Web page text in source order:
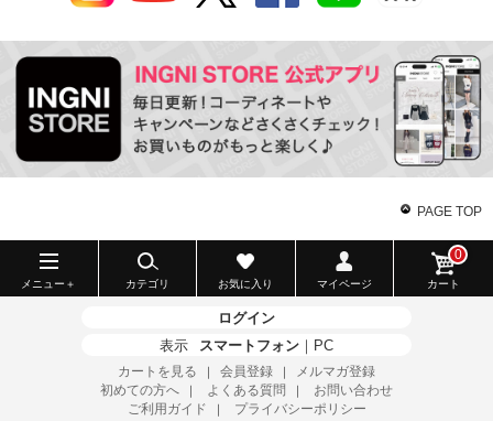
PAGE TOP
メニュー＋ カテゴリ お気に入り マイページ カート
0
ログイン
表示
スマートフォン ｜ PC
カートを見る ｜ 会員登録 ｜
メルマガ登録
初めての方へ
｜ よくある質問 ｜
お問い合わせ
ご利用ガイド
｜ プライバシーポリシー